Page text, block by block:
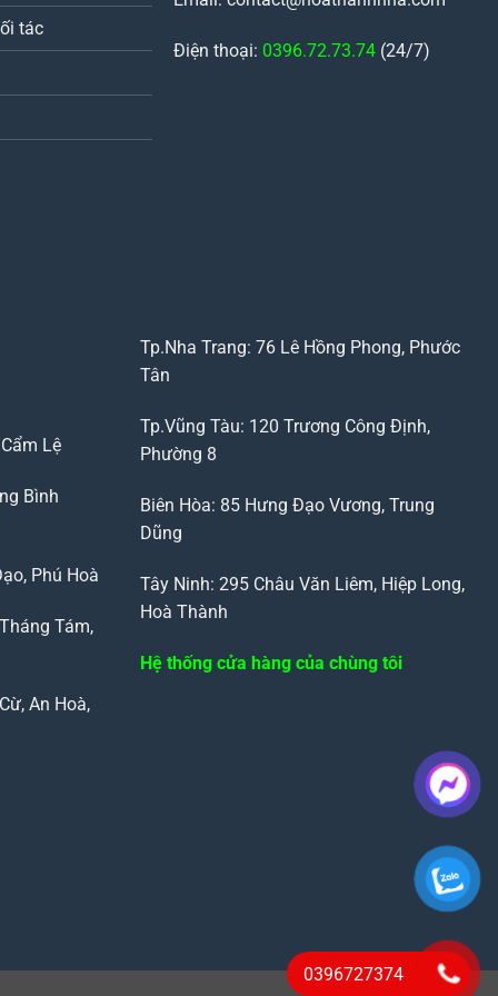
tác
Điện thoại: 0396.72.73.74 (24/7)
Lệ
Bình
Phú Hoà
Tám,
An Hoà,
Tp.Nha Trang: 76 Lê Hồng Phong, Phước
Tân
Tp.Vũng Tàu: 120 Trương Công Định,
Phường 8
Biên Hòa: 85 Hưng Đạo Vương, Trung
Dũng
Tây Ninh: 295 Châu Văn Liêm, Hiệp Long,
Hoà Thành
Hệ thống cửa hàng của chùng tôi
0396727374